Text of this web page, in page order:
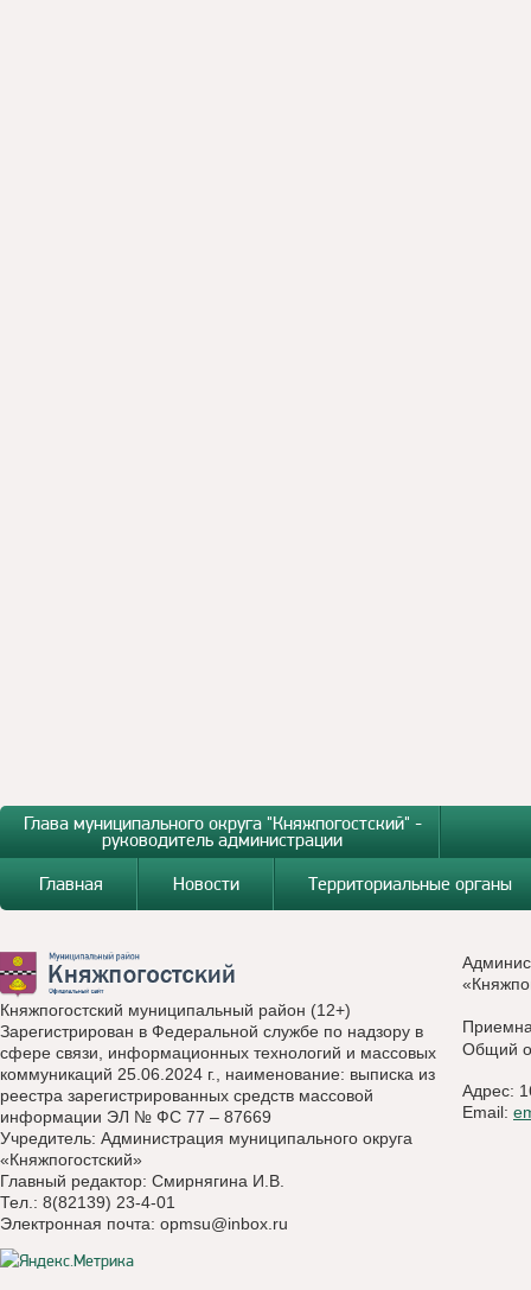
Глава муниципального округа "Княжпогостский" -
руководитель администрации
Главная
Новости Территориальные органы
Княжпогостский муниципальный район (12+)
Зарегистрирован в Федеральной службе по надзору в
сфере связи, информационных технологий и массовых
коммуникаций 25.06.2024 г., наименование: выписка из
реестра зарегистрированных средств массовой
информации ЭЛ № ФС 77 – 87669
Учредитель: Администрация муниципального округа
«Княжпогостский»
Главный редактор: Смирнягина И.В.
Тел.: 8(82139) 23-4-01
Электронная почта: opmsu@inbox.ru
Общий
Адрес:
Email: